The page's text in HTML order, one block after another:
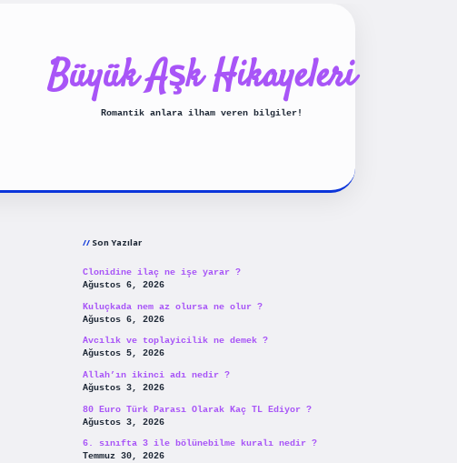
Büyük Aşk Hikayeleri
Romantik anlara ilham veren bilgiler!
Son Yazılar
Clonidine ilaç ne işe yarar ?
Ağustos 6, 2026
Kuluçkada nem az olursa ne olur ?
Ağustos 6, 2026
Avcılık ve toplayicilik ne demek ?
Ağustos 5, 2026
Allah’ın ikinci adı nedir ?
Ağustos 3, 2026
80 Euro Türk Parası Olarak Kaç TL Ediyor ?
Ağustos 3, 2026
6. sınıfta 3 ile bölünebilme kuralı nedir ?
Temmuz 30, 2026